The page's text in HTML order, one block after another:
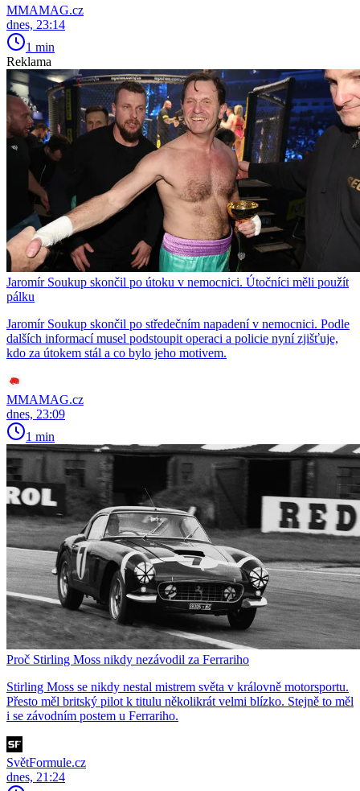
MMAMAG.cz
dnes, 23:14
1 min
Reklama
Jaromír Soukup skončil po útoku v nemocnici. Útočníci měli použít
pálku
Jaromír Soukup skončil po středečním napadení v nemocnici. Podle
dalších informací musel podstoupit operaci a policie nyní zjišťuje,
kdo za útokem stál a co bylo jeho motivem.
MMAMAG.cz
dnes, 23:09
1 min
Proč Stirling Moss nikdy nezávodil za Ferrariho
Stirling Moss se nikdy nestal mistrem světa v královně motorsportu.
Přesto měl britský pilot k titulu několikrát velmi blízko. Stejně to měl
i se závodním postem u Ferrariho.
SvětFormule.cz
dnes, 21:24